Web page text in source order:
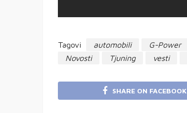
Tagovi automobili G-Power
Novosti
Tjuning vesti
SHARE ON FACEBOOK